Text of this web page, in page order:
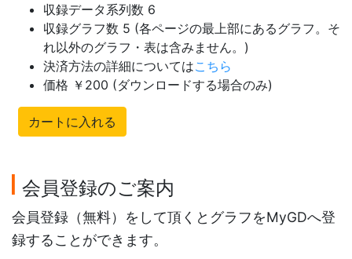
収録データ系列数 6
収録グラフ数 5 (各ページの最上部にあるグラフ。そ
れ以外のグラフ・表は含みません。)
決済方法の詳細についてはこちら
価格 ￥200 (ダウンロードする場合のみ)
カートに入れる
会員登録のご案内
会員登録（無料）をして頂くとグラフをMyGDへ登
録することができます。